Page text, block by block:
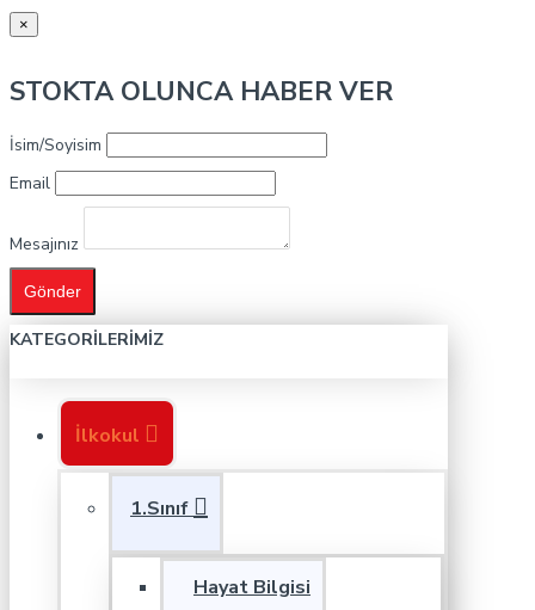
×
STOKTA OLUNCA HABER VER
İsim/Soyisim
Email
Mesajınız
Gönder
KATEGORILERIMIZ
İlkokul
1.Sınıf
Hayat Bilgisi